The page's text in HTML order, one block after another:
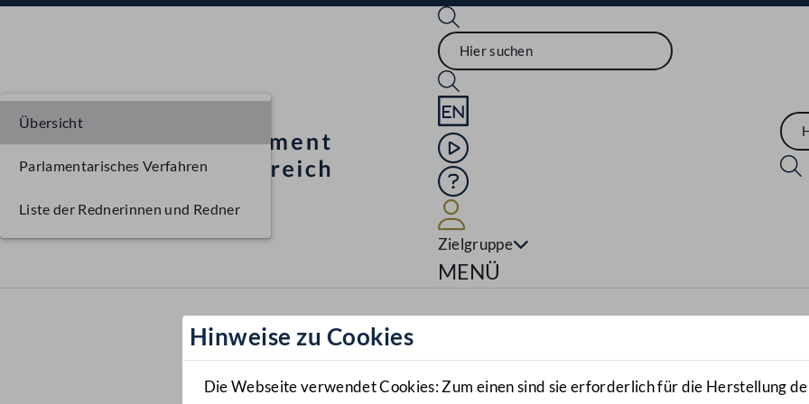
Sprache English
Mediathek
Hilfe
Zielgruppe
Navigationsmenü öffnen
MENÜ
Hinweise zu Cookies
Die Webseite verwendet Cookies: Zum einen sind sie erforderlich für die Herstellung
Übersicht
Parlamentarisches Verfahren
Liste der Rednerinnen und Redner